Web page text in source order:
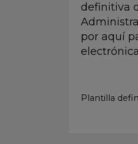
definitiva
por aquí
Plantilla